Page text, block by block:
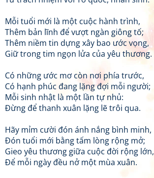
Mỗi tuổi mới là một cuộc hành trình,
Thêm bản lĩnh để vượt ngàn giông tố;
Thêm niềm tin dựng xây bao ước vọng,
Giữ trong tim ngọn lửa của yêu thương.
Có những ước mơ còn nơi phía trước,
Có hạnh phúc đang lặng đợi mỗi người;
Mỗi sinh nhật là một lần tự nhủ:
Đừng để thanh xuân lặng lẽ trôi qua.
Hãy mỉm cười đón ánh nắng bình minh,
Đón tuổi mới bằng tấm lòng rộng mở;
Gieo yêu thương giữa cuộc đời rộng lớn,
Để mỗi ngày đều nở một mùa xuân.